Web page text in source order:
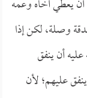
يعطي أخاه وعمه
وصلة، لكن إذا
عليه أن ينفق
عليهم؛ لأن